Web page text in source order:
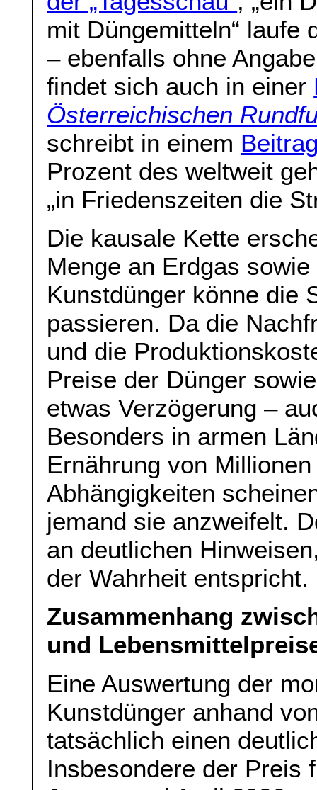
mit Düngemitteln“ laufe
– ebenfalls ohne
findet sich auch in einer
Österreichischen
schreibt in einem
Prozent des weltweit
„in Friedenszeiten die
Die kausale Kette
Menge an Erdgas
Kunstdünger könne die
passieren. Da die
und die
Preise der Dünger
etwas Verzögerung –
Besonders in armen
Ernährung von
Abhängigkeiten
jemand sie anzweifelt.
an deutlichen
der Wahrheit entspricht.
Zusammenhang
und
Eine Auswertung der
Kunstdünger anhand
tatsächlich einen
Insbesondere der Preis